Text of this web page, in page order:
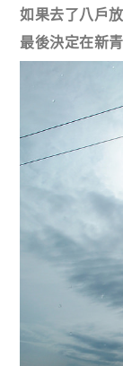
如果去了八戶
最後決定在新